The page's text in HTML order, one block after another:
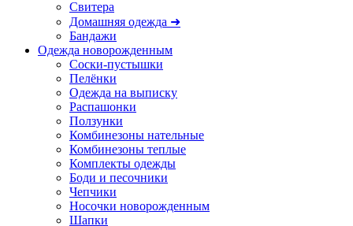
Свитера
Домашняя одежда ➜
Бандажи
Одежда новорожденным
Соски-пустышки
Пелёнки
Одежда на выписку
Распашонки
Ползунки
Комбинезоны нательные
Комбинезоны теплые
Комплекты одежды
Боди и песочники
Чепчики
Носочки новорожденным
Шапки